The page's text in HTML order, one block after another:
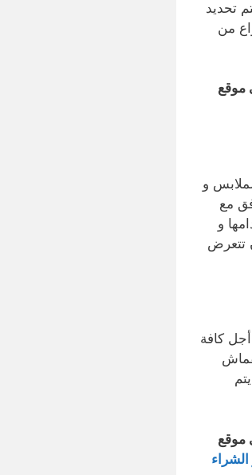
تحديد
من
موقع
و
مع
و
تتعرض
كافة
موقع